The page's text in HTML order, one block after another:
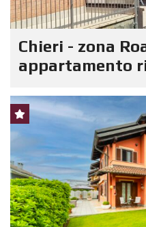
Chieri - zona
appartamento